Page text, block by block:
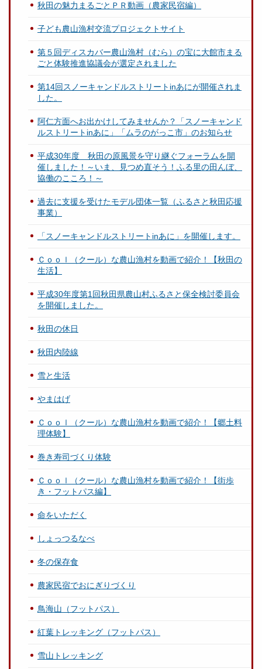
秋田の魅力まるごとＰＲ動画（農家民宿編）
子ども農山漁村交流プロジェクトサイト
第５回ディスカバー農山漁村（むら）の宝に大館市まる
ごと体験推進協議会が選定されました
第14回スノーキャンドルストリートinあにが開催されま
した。
阿仁方面へお出かけしてみませんか？「スノーキャンド
ルストリートinあに」「ムラのがっこ市」のお知らせ
平成30年度 秋田の原風景を守り継ぐフォーラムを開
催しました！～いま、見つめ直そう！ふる里の田んぼ、
協働のこころ！～
過去に支援を受けたモデル団体一覧（ふるさと秋田応援
事業）
「スノーキャンドルストリートinあに」を開催します。
Ｃｏｏｌ（クール）な農山漁村を動画で紹介！【秋田の
生活】
平成30年度第1回秋田県農山村ふるさと保全検討委員会
を開催しました。
秋田の休日
秋田内陸線
雪と生活
やまはげ
Ｃｏｏｌ（クール）な農山漁村を動画で紹介！【郷土料
理体験】
巻き寿司づくり体験
Ｃｏｏｌ（クール）な農山漁村を動画で紹介！【街歩
き・フットパス編】
命をいただく
しょっつるなべ
冬の保存食
農家民宿でおにぎりづくり
鳥海山（フットパス）
紅葉トレッキング（フットパス）
雪山トレッキング